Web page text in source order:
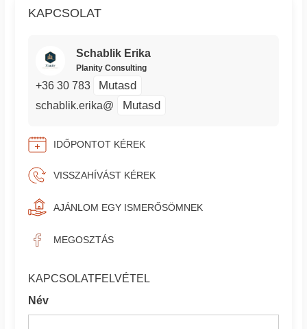
KAPCSOLAT
Schablik Erika
Planity Consulting
+36 30 783 Mutasd
schablik.erika@ Mutasd
IDŐPONTOT KÉREK
VISSZAHÍVÁST KÉREK
AJÁNLOM EGY ISMERŐSÖMNEK
MEGOSZTÁS
KAPCSOLATFELVÉTEL
Név